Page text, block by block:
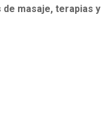
de masaje, terapias y